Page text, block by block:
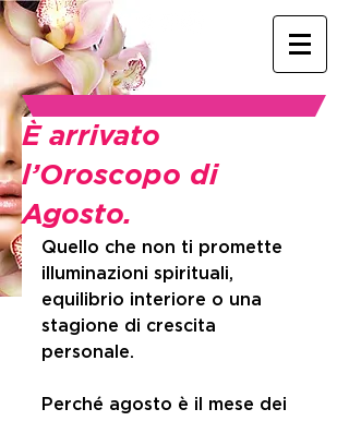
È arrivato
l’Oroscopo di
Agosto.
Quello che non ti promette
illuminazioni spirituali,
equilibrio interiore o una
stagione di crescita
personale.
Perché agosto è il mese dei